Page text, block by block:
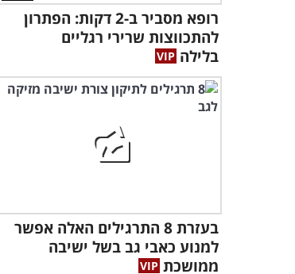
רופא מסביר ב-2 דקות: הפתרון
להתכווצות שרירי רגליים
בלילה
בעזרת 8 התרגילים האלה אפשר
למנוע כאבי גב בשל ישיבה
ממושכת